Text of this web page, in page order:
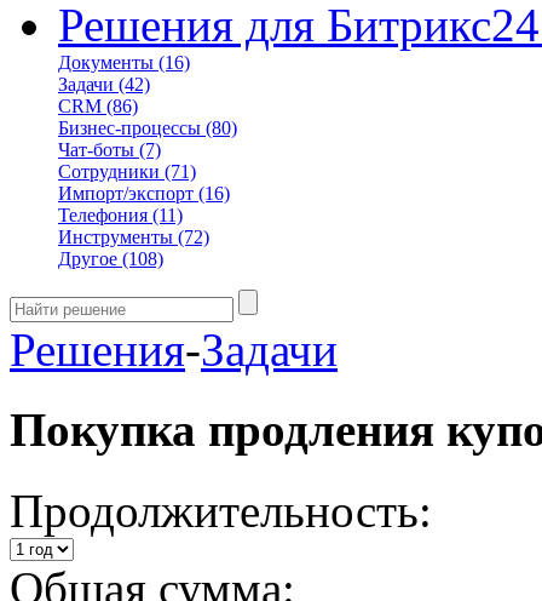
Решения для Битрикс24
Документы (16)
Задачи (42)
CRM (86)
Бизнес-процессы (80)
Чат-боты (7)
Сотрудники (71)
Импорт/экспорт (16)
Телефония (11)
Инструменты (72)
Другое (108)
Решения-Задачи
Покупка продления
Продолжительность:
Общая сумма: